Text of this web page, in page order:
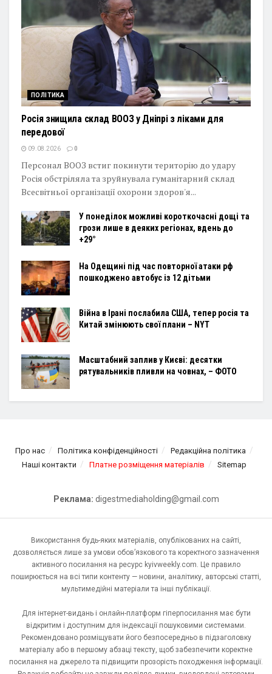
ПОЛІТИКА
Росія знищила склад ВООЗ у Дніпрі з ліками для
передової
09.08.2026 0
Персонал ВООЗ встиг покинути територію до удару
Росія обстріляла та зруйнувала гуманітарний склад
Всесвітньої організації охорони здоров'я...
У понеділок можливі короткочасні дощі та
грози лише в деяких регіонах, вдень до
+29°
На Одещині під час повторної атаки рф
пошкоджено автобус із 12 дітьми
Війна в Ірані послабила США, тепер росія та
Китай змінюють свої плани – NYT
Масштабний заплив у Києві: десятки
рятувальників пливли на човнах, – ФОТО
Про нас Політика конфіденційності
Редакційна політика
Наші контакти
Платне розміщення матеріалів Sitemap
Реклама: digestmediaholding@gmail.com
Використання будь-яких матеріалів, опублікованих на сайті,
дозволяється лише за умови обов’язкового та коректного зазначення
активного посилання на ресурс kyivweekly.com. Це правило
поширюється на всі типи контенту — новини, аналітику, авторські статті,
мультимедійні матеріали та інші публікації.
Для інтернет-видань і онлайн-платформ гіперпосилання має бути
відкритим і доступним для індексації пошуковими системами.
Рекомендовано розміщувати його безпосередньо в підзаголовку
матеріалу або в першому абзаці тексту, щоб забезпечити коректне
посилання на джерело та підвищити прозорість походження інформації.